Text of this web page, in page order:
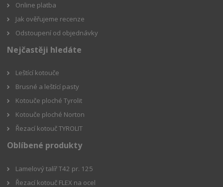
Online platba
Jak ověřujeme recenze
Odstoupení od objednávky
Nejčastěji hledáte
Leštící kotouče
Brusné a leštící pasty
Kotouče ploché Tyrolit
Kotouče ploché Norton
Řezací kotouč TYROLIT
Oblíbené produkty
Lamelový talíř T42 pr. 125
Řezací kotouč FLEX na ocel